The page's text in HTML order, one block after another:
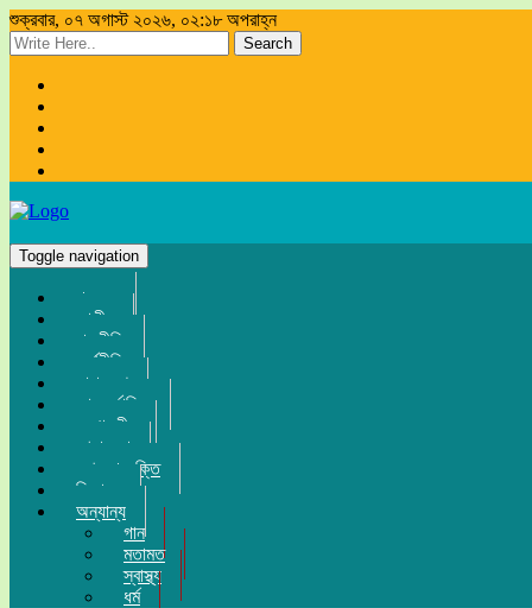
শুক্রবার, ০৭ অগাস্ট ২০২৬, ০২:১৮ অপরাহ্ন
Search
Toggle navigation
প্রচ্ছদ
জাতীয়
রাজনীতি
অর্থনীতি
সারা দেশ
আন্তর্জাতিক
সম্পাদকীয়
খেলা-ধুলা
তথ্য-প্রযুক্তি
বিনোদন
অন্যান্য
গান
মতামত
স্বাস্থ্য
ধর্ম